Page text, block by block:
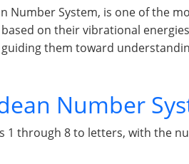
Number System, is one of the
on their vibrational
them toward
Number
1 through 8 to letters, with the